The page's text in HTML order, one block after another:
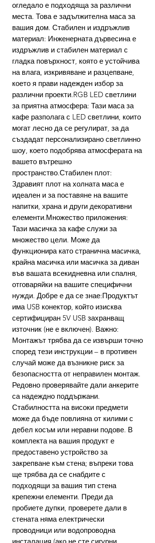
огледало е подходяща за различни
места. Това е задължителна маса за
вашия дом. Стабилен и издръжлив
материал: Инженерната дървесина е
издръжлив и стабилен материал с
гладка повърхност, която е устойчива
на влага, изкривяване и разцепване,
което я прави надежден избор за
различни проекти.RGB LED светлини
за приятна атмосфера: Тази маса за
кафе разполага с LED светлини, които
могат лесно да се регулират, за да
създадат персонализирано светлинно
шоу, което подобрява атмосферата на
вашето вътрешно
пространство.Стабилен плот:
Здравият плот на холната маса е
идеален и за поставяне на вашите
напитки, храна и други декоративни
елементи.Множество приложения:
Тази масичка за кафе служи за
множество цели. Може да
функционира като странична масичка,
крайна масичка или масичка за диван
във вашата всекидневна или спалня,
отговаряйки на вашите специфични
нужди. Добре е да се знае:Продуктът
има USB конектор, който изисква
сертифициран 5V USB захранващ
източник (не е включен). Важно:
Монтажът трябва да се извърши точно
според тези инструкции – в противен
случай може да възникне риск за
безопасността от неправилен монтаж.
Редовно проверявайте дали анкерите
са надеждно поддържани.
Стабилността на високи предмети
може да бъде повлияна от килими с
дебел косъм или неравни подове. В
комплекта на вашия продукт е
предоставено устройство за
закрепване към стена; въпреки това
ще трябва да се снабдите с
подходящи за вашия тип стена
крепежни елементи. Преди да
пробиете дупки, проверете дали в
стената няма електрически
проводници или водопроводна